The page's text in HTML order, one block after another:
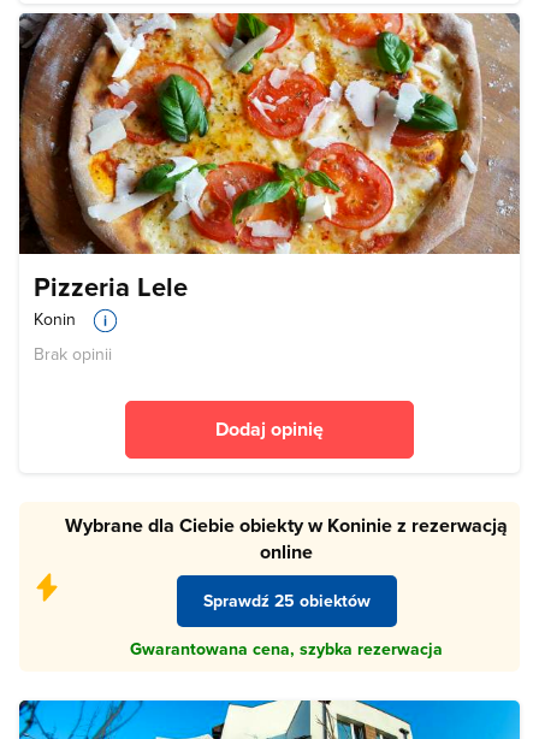
Pizzeria Lele
Konin
Brak opinii
Dodaj opinię
Wybrane dla Ciebie obiekty w Koninie z rezerwacją
online
Sprawdź 25 obiektów
Gwarantowana cena, szybka rezerwacja